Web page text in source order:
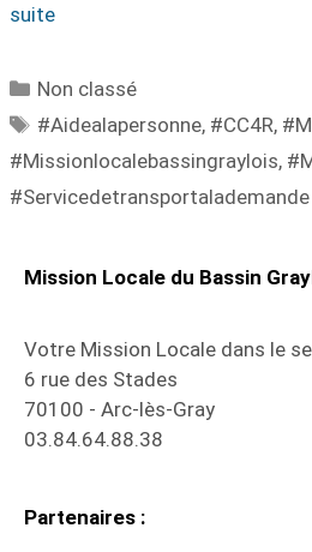
suite
Non classé
#Aidealapersonne, #CC4R,
#Missionlocalebassingraylois,
#Servicedetransportalademande
Mission Locale du Bassin
Votre Mission Locale dans le
6 rue des Stades
70100 - Arc-lès-Gray
03.84.64.88.38
Partenaires :